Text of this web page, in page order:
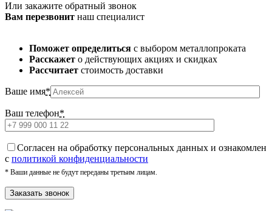
Или закажите обратный звонок
Вам перезвонит наш специалист
Поможет определиться с выбором металлопроката
Расскажет о действующих акциях и скидках
Рассчитает стоимость доставки
Ваше имя*
Ваш телефон*
Cогласен на обработку персональных данных и ознакомлен
с политикой конфиденциальности
* Ваши данные не будут переданы третьим лицам.